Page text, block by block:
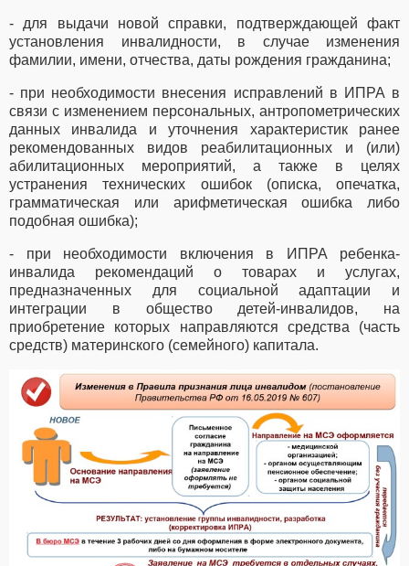
- для выдачи новой справки, подтверждающей факт
установления инвалидности, в случае изменения
фамилии, имени, отчества, даты рождения гражданина;
- при необходимости внесения исправлений в ИПРА в
связи с изменением персональных, антропометрических
данных инвалида и уточнения характеристик ранее
рекомендованных видов реабилитационных и (или)
абилитационных мероприятий, а также в целях
устранения технических ошибок (описка, опечатка,
грамматическая или арифметическая ошибка либо
подобная ошибка);
- при необходимости включения в ИПРА ребенка-
инвалида рекомендаций о товарах и услугах,
предназначенных для социальной адаптации и
интеграции в общество детей-инвалидов, на
приобретение которых направляются средства (часть
средств) материнского (семейного) капитала.